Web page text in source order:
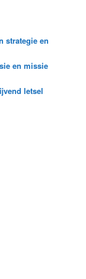
strategie en
en missie
letsel